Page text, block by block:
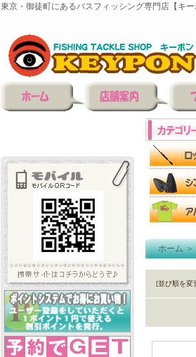
東京・御徒町にあるバスフィッシング専門店【キ
ホーム＞
[並び順を変